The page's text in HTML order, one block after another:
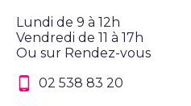
Lundi de 9 à 12h
Vendredi de 11 à 17h
Ou sur Rendez-vous
02 538 83 20